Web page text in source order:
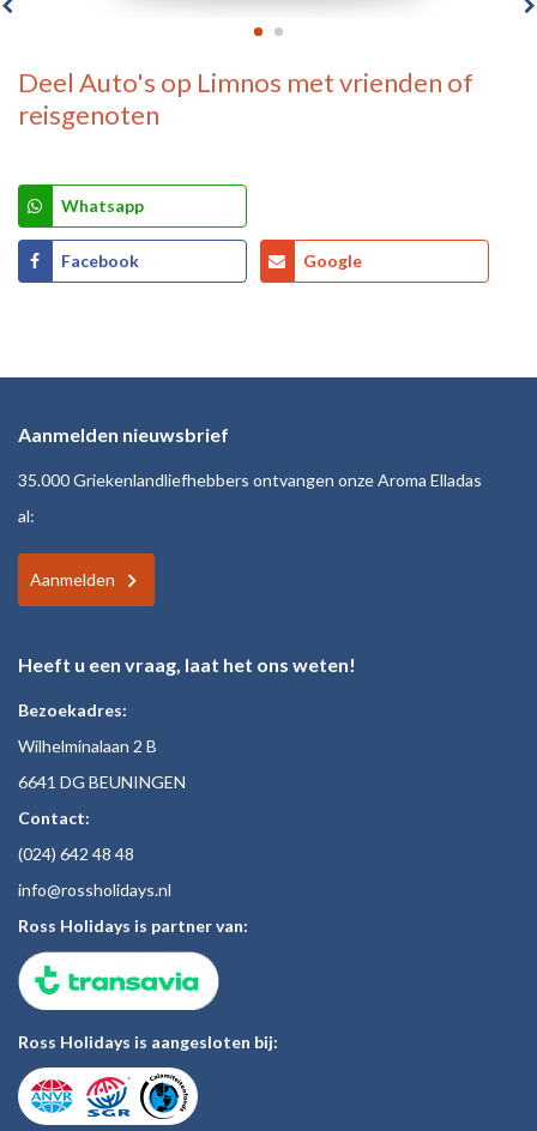
Deel Auto's op Limnos met vrienden of
reisgenoten
Whatsapp
Facebook Google
Aanmelden nieuwsbrief
35.000 Griekenlandliefhebbers ontvangen onze Aroma Elladas
al:
Aanmelden
Heeft u een vraag, laat het ons weten!
Bezoekadres:
Wilhelminalaan 2 B
6641 DG BEUNINGEN
Contact:
(024) 642 48 48
info@rossholidays.nl
Ross Holidays is partner van:
Ross Holidays is aangesloten bij: